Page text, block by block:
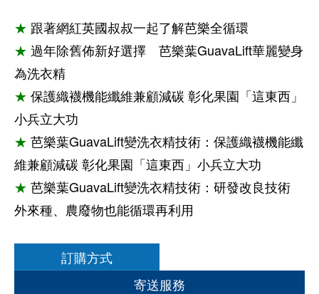
★ 跟著網紅英國叔叔一起了解芭樂全循環
★ 過年除舊佈新好選擇 芭樂葉GuavaLift華麗變身
為洗衣精
★ 保護織襪機能纖維兼顧減碳 彰化果園「這東西」
小兵立大功
★ 芭樂葉GuavaLift變洗衣精技術：保護織襪機能纖
維兼顧減碳 彰化果園「這東西」小兵立大功
★ 芭樂葉GuavaLift變洗衣精技術：研發改良技術
外來種、農廢物也能循環再利用
訂購方式
寄送服務